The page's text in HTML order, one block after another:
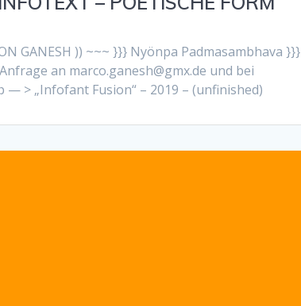
GANESH )) ~~~ }}} Nyönpa Padmasambhava }}}
an marco.ganesh@gmx.de und bei
> „Infofant Fusion“ – 2019 – (unfinished)